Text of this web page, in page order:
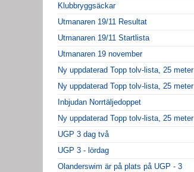
Klubbryggsäckar
Utmanaren 19/11 Resultat
Utmanaren 19/11 Startlista
Utmanaren 19 november
Ny uppdaterad Topp tolv-lista, 25 meter
Ny uppdaterad Topp tolv-lista, 25 meter
Inbjudan Norrtäljedoppet
Ny uppdaterad Topp tolv-lista, 25 meter
UGP 3 dag två
UGP 3 - lördag
Olanderswim är på plats på UGP - 3